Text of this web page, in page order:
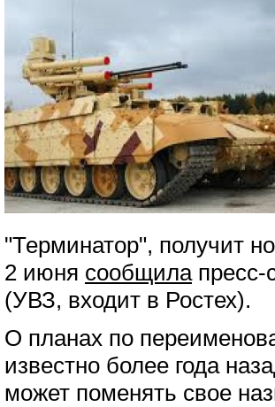
"Терминатор", получит
2 июня сообщилапресс-
(УВЗ, входит в Ростех).
О планах по
известно более года
может поменять свое